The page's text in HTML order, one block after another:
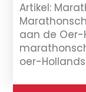
Artikel:
aan de Oer-
oer-